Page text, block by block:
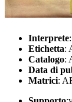
Interprete
Etichetta:
Catalogo:
Data di
Matrici: